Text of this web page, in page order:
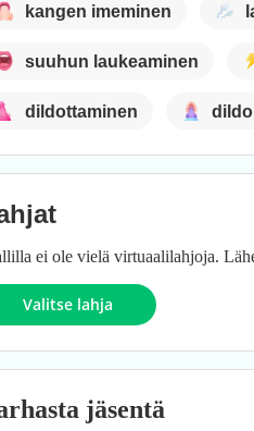
kangen imeminen
suuhun laukeaminen
dildottaminen
ei ole vielä virtuaalilahjoja.
Valitse lahja
jäsentä